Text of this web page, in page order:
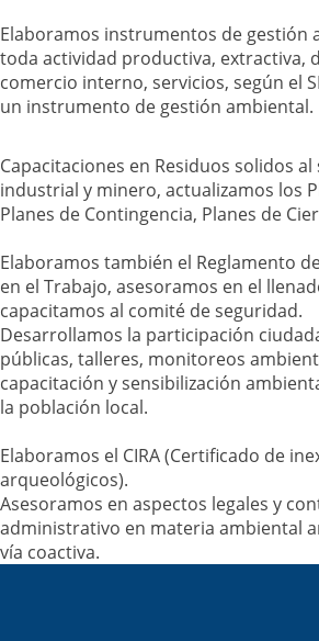
Elaboramos instrumentos de gestión
toda actividad productiva, extractiva,
comercio interno, servicios, según el
un instrumento de gestión ambiental.
Capacitaciones en Residuos solidos
industrial y minero, actualizamos los
Planes de Contingencia, Planes de
Elaboramos también el Reglamento
en el Trabajo, asesoramos en el
capacitamos al comité de seguridad.
Desarrollamos la participación
públicas, talleres, monitoreos
capacitación y sensibilización
la población local.
Elaboramos el CIRA (Certificado de
arqueológicos).
Asesoramos en aspectos legales y
administrativo en materia ambiental
vía coactiva.